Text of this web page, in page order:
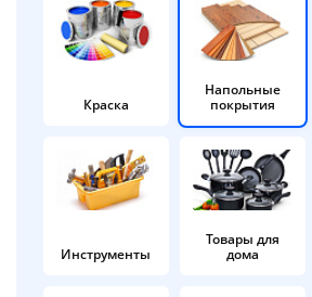
Краска
Напольные
покрытия
Инструменты
Товары для
дома
Сегодня
%
в корзину
Оплачивайте сегодня только
25% картой любого банка